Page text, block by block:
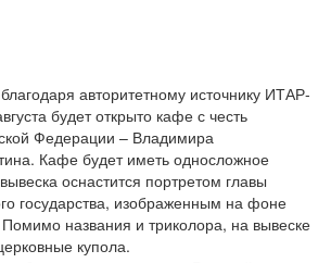
авторитетному источнику ИТАР-
будет открыто кафе с честь
Федерации – Владимира
Кафе будет иметь односложное
оснастится портретом главы
государства, изображенным на фоне
названия и триколора, на вывеске
купола.